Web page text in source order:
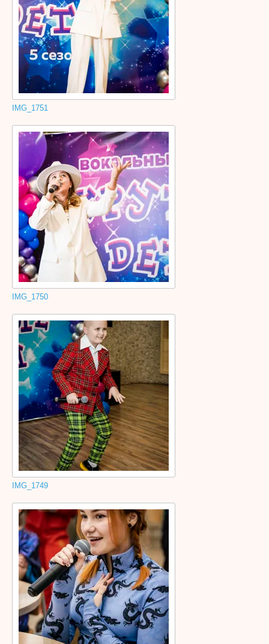
IMG_1751
IMG_1750
IMG_1749